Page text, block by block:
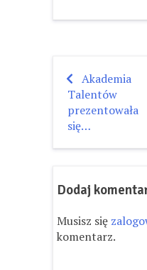
wpisu
Akademia
Talentów
prezentowała
się…
Dodaj
Musisz się
komentarz.